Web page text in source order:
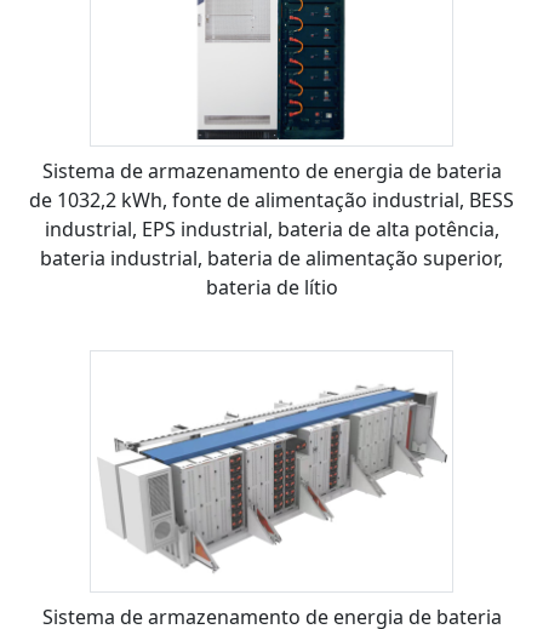
Sistema de armazenamento de energia de bateria
de 1032,2 kWh, fonte de alimentação industrial, BESS
industrial, EPS industrial, bateria de alta potência,
bateria industrial, bateria de alimentação superior,
bateria de lítio
Sistema de armazenamento de energia de bateria